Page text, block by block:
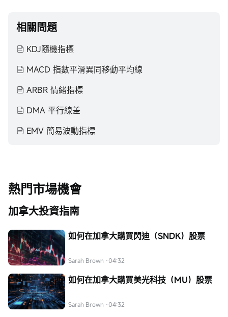
相關問題
KDJ隨機指標
MACD 指數平滑異同移動平均線
ARBR 情緒指標
DMA 平行線差
EMV 簡易波動指標
熱門市場機會
加拿大投資指南
如何在加拿大購買閃迪（SNDK）股票
Sarah Brown ·04:32
如何在加拿大購買美光科技（MU）股票
Sarah Brown ·04:32